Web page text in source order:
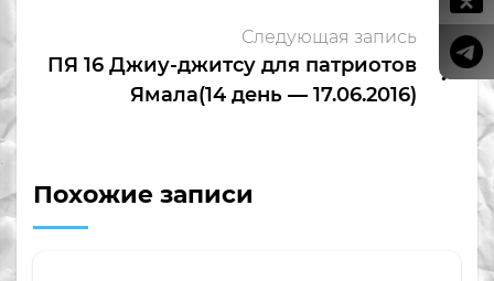
Следующая запись
ПЯ 16 Джиу-джитсу для патриотов
Ямала(14 день — 17.06.2016)
Похожие записи